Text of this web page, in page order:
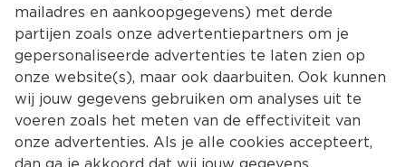
mailadres en aankoopgegevens) met derde
partijen zoals onze advertentiepartners om je
gepersonaliseerde advertenties te laten zien op
onze website(s), maar ook daarbuiten. Ook kunnen
wij jouw gegevens gebruiken om analyses uit te
voeren zoals het meten van de effectiviteit van
onze advertenties. Als je alle cookies accepteert,